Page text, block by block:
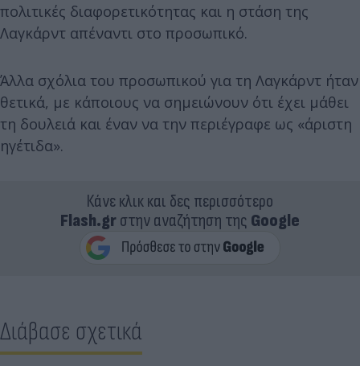
πολιτικές διαφορετικότητας και η στάση της
Λαγκάρντ απέναντι στο προσωπικό.
Άλλα σχόλια του προσωπικού για τη Λαγκάρντ ήταν
θετικά, με κάποιους να σημειώνουν ότι έχει μάθει
τη δουλειά και έναν να την περιέγραφε ως «άριστη
ηγέτιδα».
Κάνε κλικ και δες περισσότερο
Flash.grστην αναζήτηση της Google
Διάβασε σχετικά